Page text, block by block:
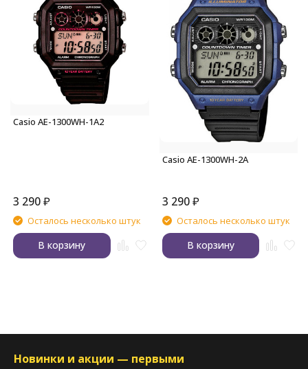
Casio AE-1300WH-1A2
3 290₽
Осталось несколько штук
В корзину
Casio AE-1300WH-2A
3 290 ₽
Осталось несколько штук
В корзину
Новинки и акции — первыми